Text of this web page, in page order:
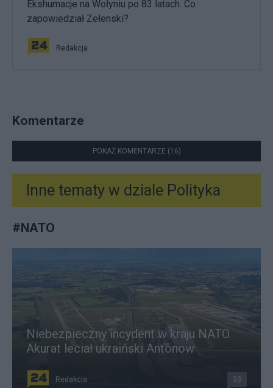
Ekshumacje na Wołyniu po 83 latach. Co
zapowiedział Zełenski?
Redakcja
Komentarze
POKAŻ KOMENTARZE (16)
Inne tematy w dziale Polityka
#NATO
Niebezpieczny incydent w kraju NATO.
Akurat leciał ukraiński Antonow
Redakcja 33